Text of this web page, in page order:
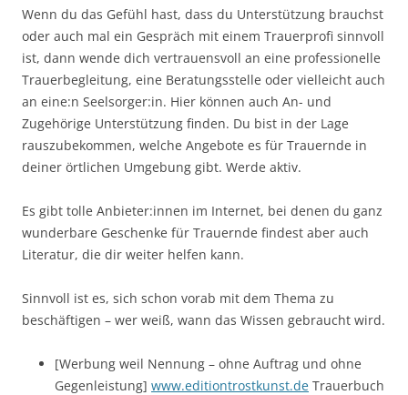
Wenn du das Gefühl hast, dass du Unterstützung brauchst
oder auch mal ein Gespräch mit einem Trauerprofi sinnvoll
ist, dann wende dich vertrauensvoll an eine professionelle
Trauerbegleitung, eine Beratungsstelle oder vielleicht auch
an eine:n Seelsorger:in. Hier können auch An- und
Zugehörige Unterstützung finden. Du bist in der Lage
rauszubekommen, welche Angebote es für Trauernde in
deiner örtlichen Umgebung gibt. Werde aktiv.
Es gibt tolle Anbieter:innen im Internet, bei denen du ganz
wunderbare Geschenke für Trauernde findest aber auch
Literatur, die dir weiter helfen kann.
Sinnvoll ist es, sich schon vorab mit dem Thema zu
beschäftigen – wer weiß, wann das Wissen gebraucht wird.
[Werbung weil Nennung – ohne Auftrag und ohne
Gegenleistung] www.editiontrostkunst.de Trauerbuch